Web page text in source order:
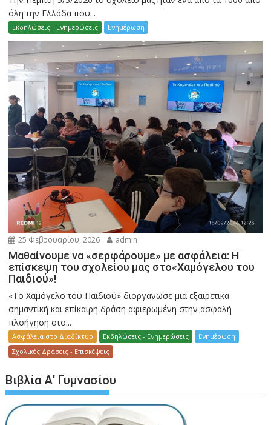
όλη την Ελλάδα που...
Εκδηλώσεις - Ενημερώσεις Ενημέρωση
25 Φεβρουαρίου, 2026 admin
Μαθαίνουμε να «σερφάρουμε» με ασφάλεια: Η
επίσκεψη του σχολείου μας στο«Χαμόγελου του
Παιδιού»!
«Το Χαμόγελο του Παιδιού» διοργάνωσε μια εξαιρετικά
σημαντική και επίκαιρη δράση αφιερωμένη στην ασφαλή
πλοήγηση στο...
Ασφάλεια στο Διαδίκτυο Εκδηλώσεις - Ενημερώσεις
Ενημέρωση
Σχολικές Δράσεις - Επισκέψεις
Βιβλία Α’ Γυμνασίου